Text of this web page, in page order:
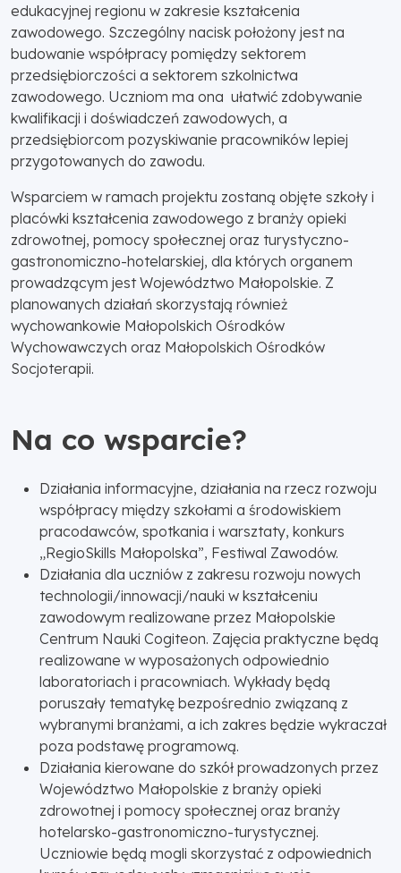
edukacyjnej regionu w zakresie kształcenia
zawodowego. Szczególny nacisk położony jest na
budowanie współpracy pomiędzy sektorem
przedsiębiorczości a sektorem szkolnictwa
zawodowego. Uczniom ma ona ułatwić zdobywanie
kwalifikacji i doświadczeń zawodowych, a
przedsiębiorcom pozyskiwanie pracowników lepiej
przygotowanych do zawodu.
Wsparciem w ramach projektu zostaną objęte szkoły i
placówki kształcenia zawodowego z branży opieki
zdrowotnej, pomocy społecznej oraz turystyczno-
gastronomiczno-hotelarskiej, dla których organem
prowadzącym jest Województwo Małopolskie. Z
planowanych działań skorzystają również
wychowankowie Małopolskich Ośrodków
Wychowawczych oraz Małopolskich Ośrodków
Socjoterapii.
Na co wsparcie?
Działania informacyjne, działania na rzecz rozwoju
współpracy między szkołami a środowiskiem
pracodawców, spotkania i warsztaty, konkurs
„RegioSkills Małopolska”, Festiwal Zawodów.
Działania dla uczniów z zakresu rozwoju nowych
technologii/innowacji/nauki w kształceniu
zawodowym realizowane przez Małopolskie
Centrum Nauki Cogiteon. Zajęcia praktyczne będą
realizowane w wyposażonych odpowiednio
laboratoriach i pracowniach. Wykłady będą
poruszały tematykę bezpośrednio związaną z
wybranymi branżami, a ich zakres będzie wykraczał
poza podstawę programową.
Działania kierowane do szkół prowadzonych przez
Województwo Małopolskie z branży opieki
zdrowotnej i pomocy społecznej oraz branży
hotelarsko-gastronomiczno-turystycznej.
Uczniowie będą mogli skorzystać z odpowiednich